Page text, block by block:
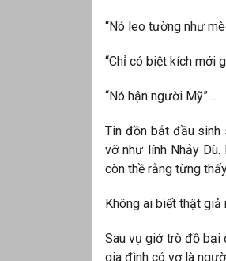
“Nó leo tường như
“Chỉ có biệt kích mới
“Nó hận người Mỹ”…
Tin đồn bắt đầu sinh
vỡ như lính Nhảy
còn thề rằng từng
Không ai biết thật
Sau vụ giở trò đồ bại
gia đình có vợ là